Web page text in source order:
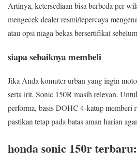
Artinya, ketersediaan bisa berbeda per
mengecek dealer resmi/tepercaya
atau opsi niaga bekas bersertifikat
siapa sebaiknya membeli
Jika Anda komuter urban yang ingin
serta irit, Sonic 150R masih relevan.
performa, basis DOHC 4-katup memberi
pastikan tetap pada batas aman harian
honda sonic 150r